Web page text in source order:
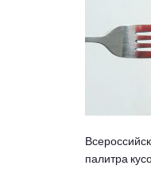
палитра